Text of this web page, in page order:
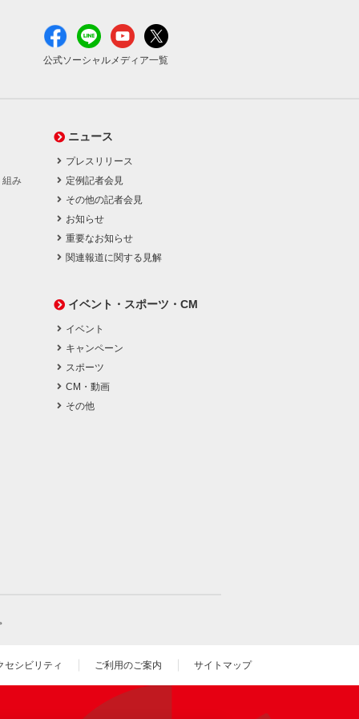
公式ソーシャルメディア一覧
組み
ニュース
プレスリリース
定例記者会見
その他の記者会見
お知らせ
重要なお知らせ
関連報道に関する見解
イベント・スポーツ・CM
イベント
キャンペーン
スポーツ
CM・動画
その他
セシビリティ ご利用のご案内 サイトマップ